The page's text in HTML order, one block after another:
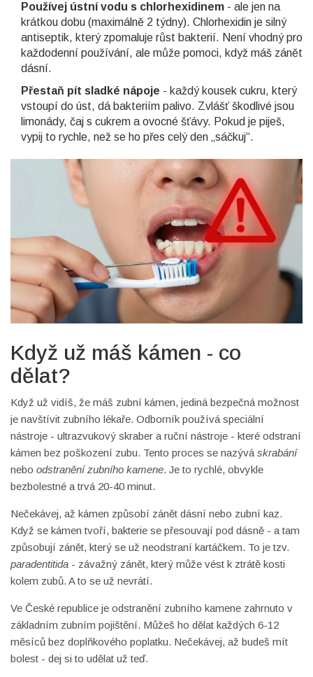
Používej ústní vodu s chlorhexidinem - ale jen na
krátkou dobu (maximálně 2 týdny). Chlorhexidin je silný
antiseptik, který zpomaluje růst bakterií. Není vhodný pro
každodenní používání, ale může pomoci, když máš zánět
dásní.
Přestaň pít sladké nápoje - každý kousek cukru, který
vstoupí do úst, dá bakteriím palivo. Zvlášť škodlivé jsou
limonády, čaj s cukrem a ovocné šťávy. Pokud je piješ,
vypij to rychle, než se ho přes celý den „sáčkuj“.
Když už máš kámen - co
dělat?
Když už vidíš, že máš zubní kámen, jediná bezpečná možnost
je navštívit zubního lékaře. Odborník používá speciální
nástroje - ultrazvukový skraber a ruční nástroje - které odstraní
kámen bez poškození zubu. Tento proces se nazývá skrabání
nebo odstranění zubního kamene. Je to rychlé, obvykle
bezbolestné a trvá 20-40 minut.
Nečekávej, až kámen způsobí zánět dásní nebo zubní kaz.
Když se kámen tvoří, bakterie se přesouvají pod dásně - a tam
způsobují zánět, který se už neodstraní kartáčkem. To je tzv.
paradentitida - závažný zánět, který může vést k ztrátě kosti
kolem zubů. A to se už nevrátí.
Ve České republice je odstranění zubního kamene zahrnuto v
základním zubním pojištění. Můžeš ho dělat každých 6-12
měsíců bez doplňkového poplatku. Nečekávej, až budeš mít
bolest - dej si to udělat už teď.